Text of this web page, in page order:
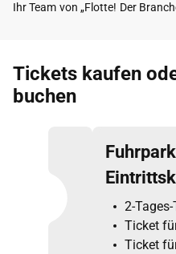
Ihr Team von „Flotte! Der
Tickets kaufen
buchen
2-
Ticket
Ticket